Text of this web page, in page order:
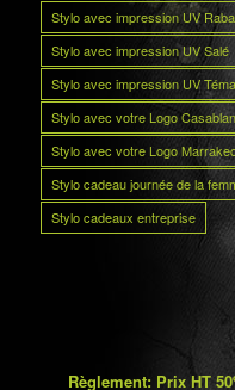
Stylo avec impression UV
Stylo avec impression UV Salé
Stylo avec impression UV
Stylo avec votre Logo
Stylo avec votre Logo
Stylo cadeau journée de la
Stylo cadeaux entreprise
Règlement: Prix HT